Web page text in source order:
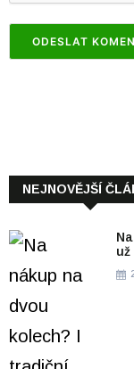
NEJNOVĚJŠÍ